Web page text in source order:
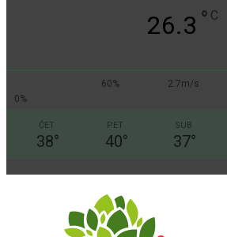
26.3 ° C
60%
2.7m/s
0%
ČET
38°
PET
40°
SUB
37°